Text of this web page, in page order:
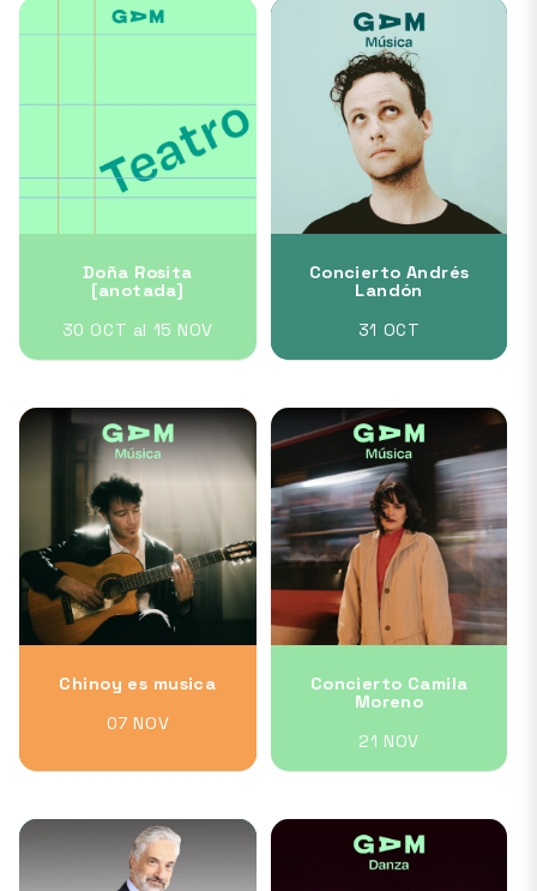
Doña Rosita
[anotada]
30 OCT al 15 NOV
Concierto Andrés
Landón
31 OCT
Chinoy es musica
07 NOV
Concierto Camila
Moreno
21 NOV